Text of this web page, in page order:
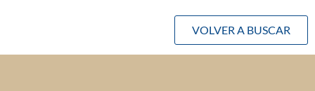
VOLVER A BUSCAR